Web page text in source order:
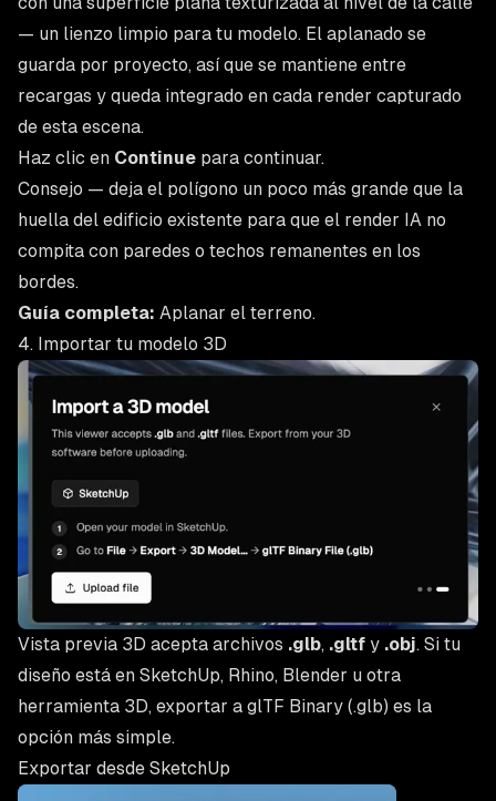
— un lienzo limpio para tu modelo. El aplanado se
guarda por proyecto, así que se mantiene entre
recargas y queda integrado en cada render capturado
de esta escena.
Haz clic en Continue para continuar.
Consejo — deja el polígono un poco más grande que la
huella del edificio existente para que el render IA no
compita con paredes o techos remanentes en los
bordes.
Guía completa: Aplanar el terreno.
4. Importar tu modelo 3D
Vista previa 3D acepta archivos .glb, .gltf y .obj. Si tu
diseño está en SketchUp, Rhino, Blender u otra
herramienta 3D, exportar a glTF Binary (.glb) es la
opción más simple.
Exportar desde SketchUp